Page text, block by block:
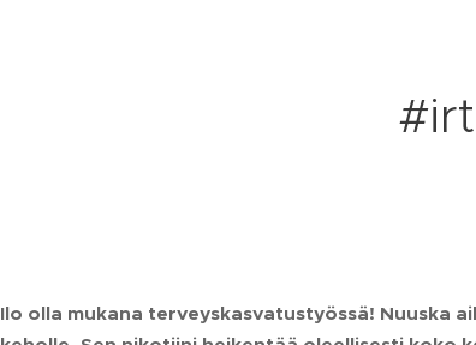
Ilo olla mukana terveyskasvatustyössä! Nuuska